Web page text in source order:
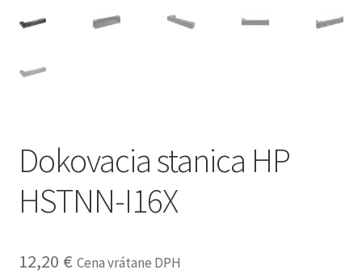
Pokladňa
Sample
obchodné
podmienky
Wishlist
Dokovacia stanica HP
HSTNN-I16X
12,20 € Cena vrátane DPH